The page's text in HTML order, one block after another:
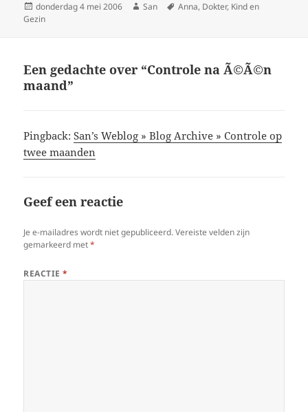
Geplaatst
op
donderdag 4 mei 2006 Auteur
San Tags
Anna, Dokter, Kind en
Gezin
Een gedachte over “Controle na Ã©Ã©n
maand”
Pingback:San’s Weblog » Blog Archive » Controle op
twee maanden
Geef een reactie
Je e-mailadres wordt niet gepubliceerd. Vereiste velden zijn
gemarkeerd met*
REACTIE*